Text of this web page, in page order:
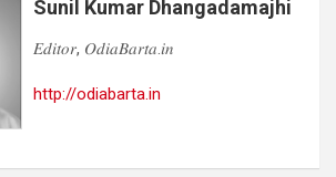
Sunil Kumar Dhangadamajhi
𝐸𝑑𝑖𝑡𝑜𝑟, 𝑂𝑑𝑖𝑎𝐵𝑎𝑟𝑡𝑎.𝑖𝑛
http://odiabarta.in